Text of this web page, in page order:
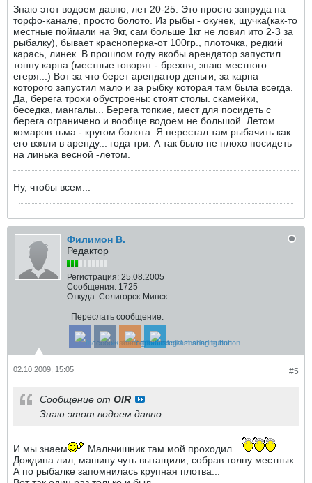
Знаю этот водоем давно, лет 20-25. Это просто запруда на
торфо-канале, просто болото. Из рыбы - окунек, щучка(как-то
местные поймали на 9кг, сам больше 1кг не ловил ито 2-3 за
рыбалку), бывает красноперка-от 100гр., плоточка, редкий
карась, линек. В прошлом году якобы арендатор запустил
тонну карпа (местные говорят - брехня, знаю местного
егеря...) Вот за что берет арендатор деньги, за карпа
которого запустил мало и за рыбку которая там была всегда.
Да, берега трохи обустроены: стоят столы. скамейки,
беседка, мангалы... Берега топкие, мест для посидеть с
берега ограничено и вообще водоем не большой. Летом
комаров тьма - кругом болота. Я перестал там рыбачить как
его взяли в аренду... года три. А так было не плохо посидеть
на линька весной -летом.
Ну, чтобы всем...
Филимон В.
Редактор
Регистрация: 25.08.2005
Сообщения: 1725
Откуда: Солигорск-Минск
Переслать сообщение:
#5
02.10.2009, 15:05
Сообщение от OIR
Знаю этот водоем давно...
И мы знаем
Мальчишник там мой проходил
Дождина лил, машину чуть вытащили, собрав толпу местных.
А по рыбалке запомнилась крупная плотва...